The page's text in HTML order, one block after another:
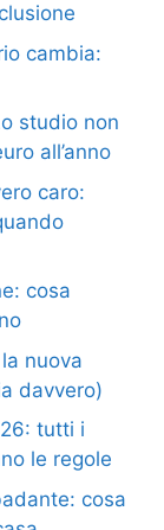
cambia:
studio non
all’anno
caro:
cosa
nuova
davvero)
tutti i
le regole
cosa